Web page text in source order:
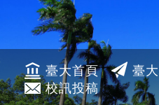
臺大首頁
臺
校訊投稿